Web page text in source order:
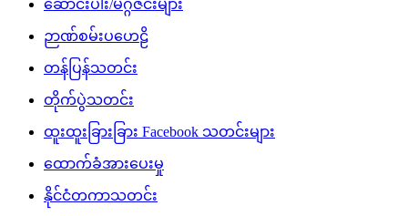
ဆောင်းပါး/မဂ္ဂဇင်းများ
ဉာဏ်စမ်းပဟေဠိ
တန်ပြန်သတင်း
တိုက်ပွဲသတင်း
ထူးထူးခြားခြား Facebook သတင်းများ
ထောက်ခံအားပေးမှု
နိုင်ငံတကာသတင်း